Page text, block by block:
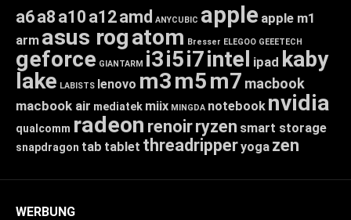
a6a8 a10 a12amd ANYCUBIC apple apple m1
arm asus rogatom Bresser ELEGOO GEEETECH
geforce GIANTARM i3i5i7intel ipad kaby
lake LABISTS lenovo m3m5m7 macbook
macbook air mediatek miix MINGDA notebook nvidia
qualcomm radeon renoirryzen smart storage
snapdragon tab tablet threadripperyoga zen
WERBUNG